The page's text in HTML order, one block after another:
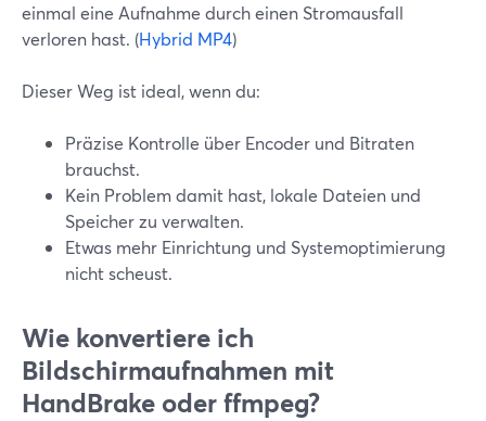
einmal eine Aufnahme durch einen Stromausfall
verloren hast. (Hybrid MP4)
Dieser Weg ist ideal, wenn du:
Präzise Kontrolle über Encoder und Bitraten
brauchst.
Kein Problem damit hast, lokale Dateien und
Speicher zu verwalten.
Etwas mehr Einrichtung und Systemoptimierung
nicht scheust.
Wie konvertiere ich
Bildschirmaufnahmen mit
HandBrake oder ffmpeg?